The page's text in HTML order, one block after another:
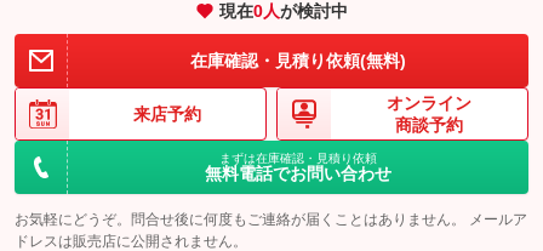
現在0人が検討中
在庫確認・見積り依頼(無料)
来店予約
オンライン
商談予約
まずは在庫確認・見積り依頼
無料電話でお問い合わせ
お気軽にどうぞ。問合せ後に何度もご連絡が届くことはありません。 メールア
ドレスは販売店に公開されません。